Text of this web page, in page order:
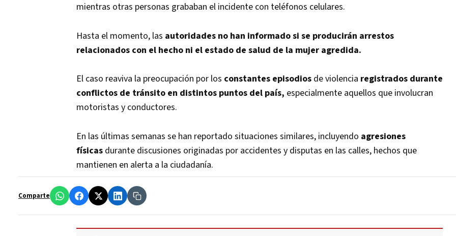
mientras otras personas grababan el incidente con teléfonos celulares.
Hasta el momento, las autoridades no han informado si se producirán arrestos
relacionados con el hecho ni el estado de salud de la mujer agredida.
El caso reaviva la preocupación por los constantes episodios de violencia registrados durante
conflictos de tránsito en distintos puntos del país, especialmente aquellos que involucran
motoristas y conductores.
En las últimas semanas se han reportado situaciones similares, incluyendo agresiones
físicas durante discusiones originadas por accidentes y disputas en las calles, hechos que
mantienen en alerta a la ciudadanía.
Comparte